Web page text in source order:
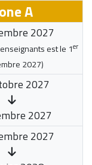
A
2027
est le 1er
2027)
2027
2027
2027